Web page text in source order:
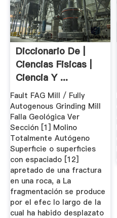
Diccionario De |
Ciencias Fisicas |
Ciencia Y ...
Fault FAG Mill / Fully
Autogenous Grinding Mill
Falla Geológica Ver
Sección [1] Molino
Totalmente Autógeno
Superficie o superficies
con espaciado [12]
apretado de una fractura
en una roca, a La
fragmentación se produce
por el efec lo largo de la
cual ha habido desplazato